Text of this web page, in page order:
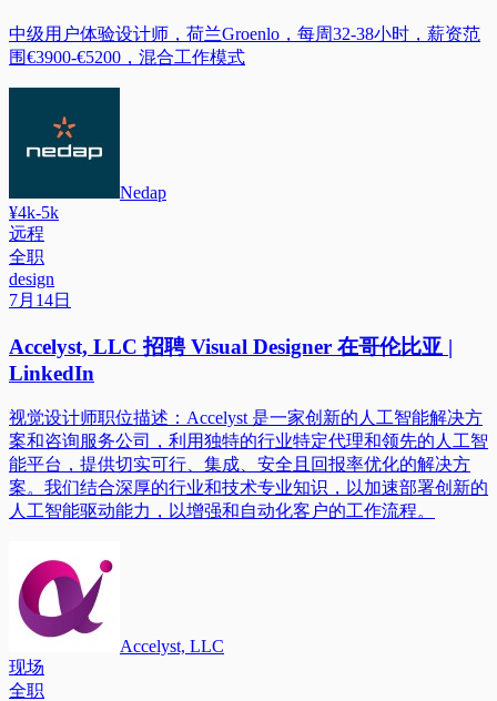
中级用户体验设计师，荷兰Groenlo，每周32-38小时，薪资范
围€3900-€5200，混合工作模式
Nedap
¥4k-5k
远程
全职
design
7月14日
Accelyst, LLC 招聘 Visual Designer 在哥伦比亚 |
LinkedIn
视觉设计师职位描述：Accelyst 是一家创新的人工智能解决方
案和咨询服务公司，利用独特的行业特定代理和领先的人工智
能平台，提供切实可行、集成、安全且回报率优化的解决方
案。我们结合深厚的行业和技术专业知识，以加速部署创新的
人工智能驱动能力，以增强和自动化客户的工作流程。
Accelyst, LLC
现场
全职